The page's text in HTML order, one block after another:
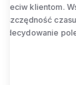
pracowników
Właściwie